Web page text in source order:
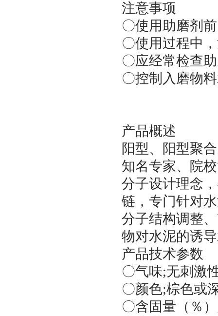
注意事项
〇使用助磨剂
〇使用过程中
〇应经常检查
〇控制入磨物
产品概述
阳型、阳型聚
知名专家、院
分子设计理念
链，专门针对
分子结构调整
物对水泥的诱
产品技术参数
〇气味;无刺激
〇颜色;棕色或
〇含固量（％